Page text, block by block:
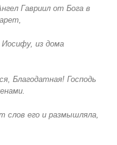
Гавриил от Бога в
Иосифу, из дома
Благодатная! Господь
слов его и размышляла,